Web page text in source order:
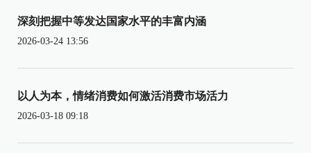
深刻把握中等发达国家水平的丰富内涵
2026-03-24 13:56
以人为本，情绪消费如何激活消费市场活力
2026-03-18 09:18